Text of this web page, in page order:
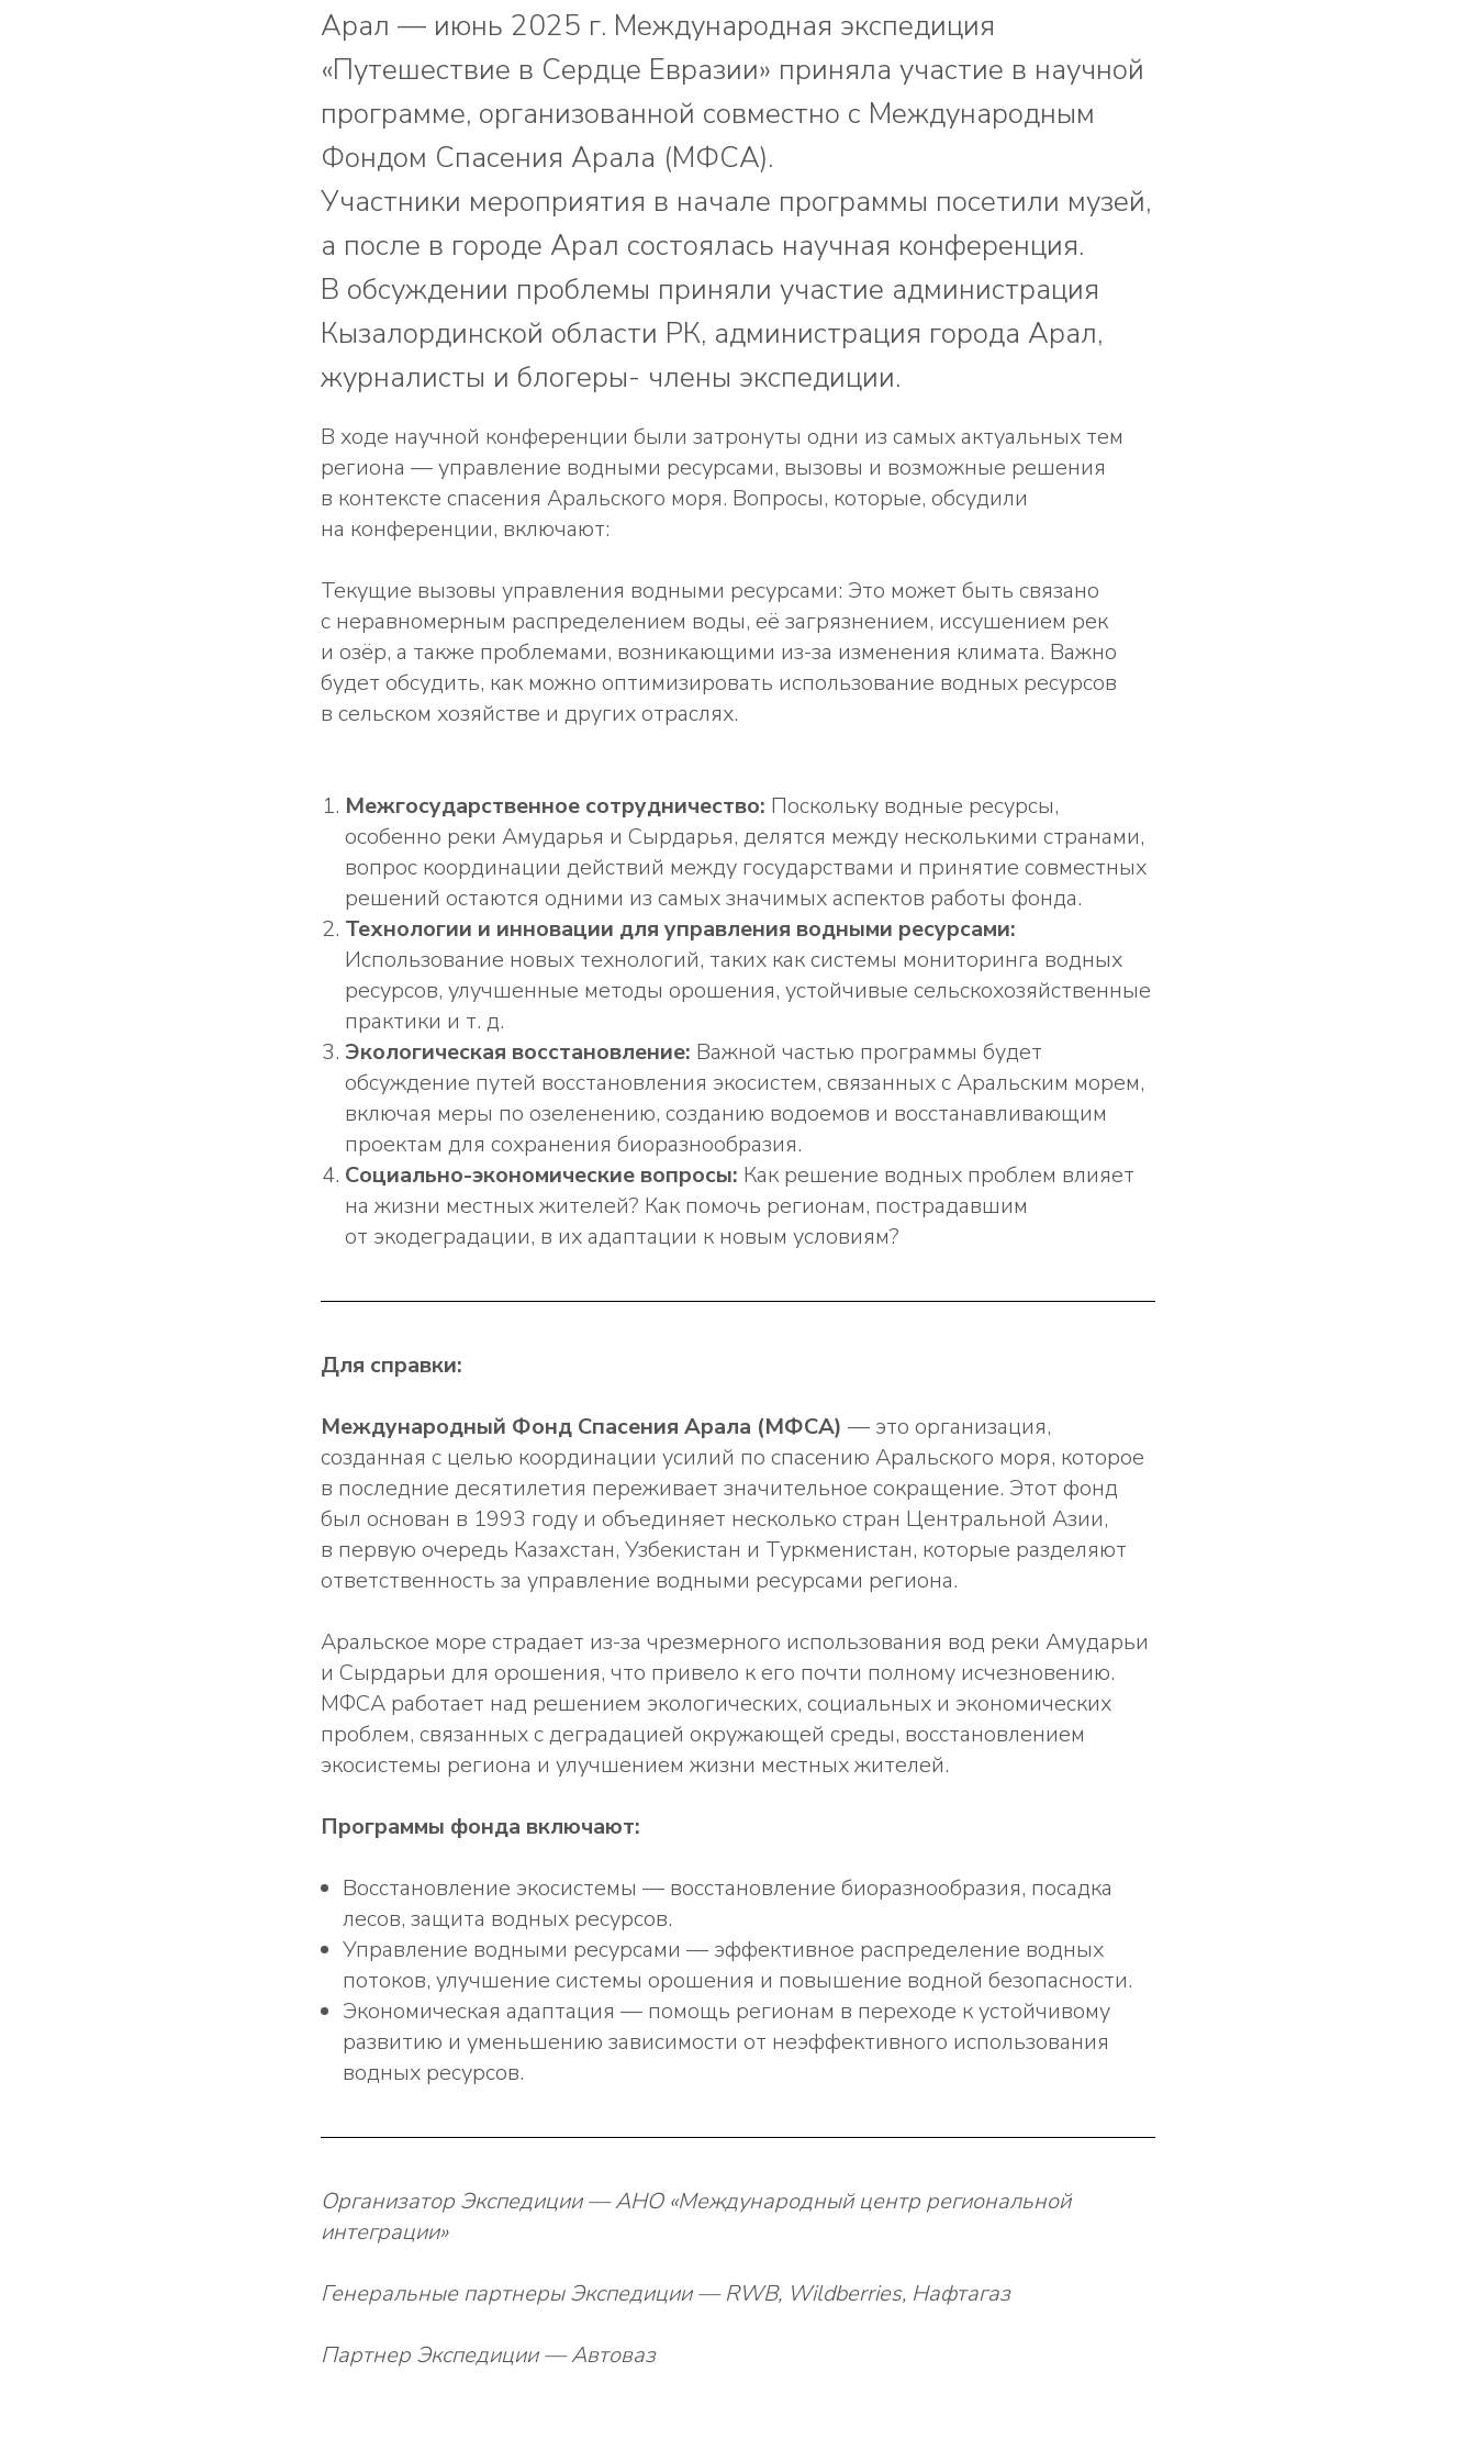
Арал — июнь 2025 г. Международная экспедиция
«Путешествие в Сердце Евразии» приняла участие в научной
программе, организованной совместно с Международным
Фондом Спасения Арала (МФСА).
Участники мероприятия в начале программы посетили музей,
а после в городе Арал состоялась научная конференция.
В обсуждении проблемы приняли участие администрация
Кызалординской области РК, администрация города Арал,
журналисты и блогеры- члены экспедиции.
В ходе научной конференции были затронуты одни из самых актуальных тем
региона — управление водными ресурсами, вызовы и возможные решения
в контексте спасения Аральского моря. Вопросы, которые, обсудили
на конференции, включают:
Текущие вызовы управления водными ресурсами: Это может быть связано
с неравномерным распределением воды, её загрязнением, иссушением рек
и озёр, а также проблемами, возникающими из-за изменения климата. Важно
будет обсудить, как можно оптимизировать использование водных ресурсов
в сельском хозяйстве и других отраслях.
Межгосударственное сотрудничество: Поскольку водные ресурсы,
особенно реки Амударья и Сырдарья, делятся между несколькими странами,
вопрос координации действий между государствами и принятие совместных
решений остаются одними из самых значимых аспектов работы фонда.
Технологии и инновации для управления водными ресурсами:
Использование новых технологий, таких как системы мониторинга водных
ресурсов, улучшенные методы орошения, устойчивые сельскохозяйственные
практики и т. д.
Экологическая восстановление: Важной частью программы будет
обсуждение путей восстановления экосистем, связанных с Аральским морем,
включая меры по озеленению, созданию водоемов и восстанавливающим
проектам для сохранения биоразнообразия.
Социально-экономические вопросы: Как решение водных проблем влияет
на жизни местных жителей? Как помочь регионам, пострадавшим
от экодеградации, в их адаптации к новым условиям?
Для справки:
Международный Фонд Спасения Арала (МФСА) — это организация,
созданная с целью координации усилий по спасению Аральского моря, которое
в последние десятилетия переживает значительное сокращение. Этот фонд
был основан в 1993 году и объединяет несколько стран Центральной Азии,
в первую очередь Казахстан, Узбекистан и Туркменистан, которые разделяют
ответственность за управление водными ресурсами региона.
Аральское море страдает из-за чрезмерного использования вод реки Амударьи
и Сырдарьи для орошения, что привело к его почти полному исчезновению.
МФСА работает над решением экологических, социальных и экономических
проблем, связанных с деградацией окружающей среды, восстановлением
экосистемы региона и улучшением жизни местных жителей.
Программы фонда включают:
Восстановление экосистемы — восстановление биоразнообразия, посадка
лесов, защита водных ресурсов.
Управление водными ресурсами — эффективное распределение водных
потоков, улучшение системы орошения и повышение водной безопасности.
Экономическая адаптация — помощь регионам в переходе к устойчивому
развитию и уменьшению зависимости от неэффективного использования
водных ресурсов.
Организатор Экспедиции — АНО «Международный центр региональной
интеграции»
Генеральные партнеры Экспедиции — RWB, Wildberries, Нафтагаз
Партнер Экспедиции — Автоваз